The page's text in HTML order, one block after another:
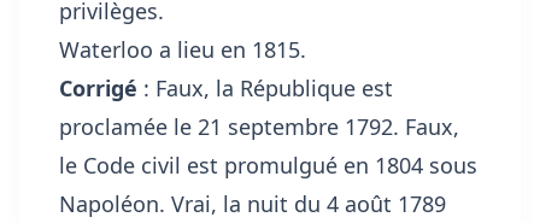
privilèges.
Waterloo a lieu en 1815.
Corrigé : Faux, la République est
proclamée le 21 septembre 1792. Faux,
le Code civil est promulgué en 1804 sous
Napoléon. Vrai, la nuit du 4 août 1789